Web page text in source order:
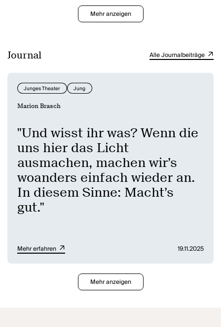
Mehr anzeigen
Journal Alle Journalbeiträge
Junges Theater Jung
Marion Brasch
"Und wisst ihr was? Wenn die
uns hier das Licht
ausmachen, machen wir’s
woanders einfach wieder an.
In diesem Sinne: Macht’s
gut."
Mehr erfahren 19.11.2025
Mehr anzeigen